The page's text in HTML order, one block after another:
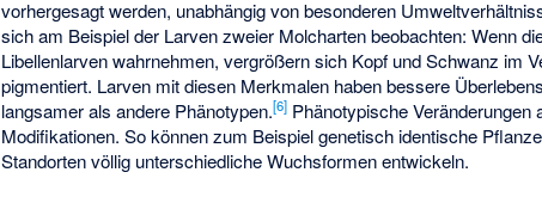
vorhergesagt werden, unabhängig von besonderen
sich am Beispiel der Larven zweier Molcharten beobachten: Wenn
Libellenlarven wahrnehmen, vergrößern sich Kopf und Schwanz im
pigmentiert. Larven mit diesen Merkmalen haben bessere
langsamer als andere Phänotypen.[6] Phänotypische
Modifikationen. So können zum Beispiel genetisch identische
Standorten völlig unterschiedliche Wuchsformen entwickeln.